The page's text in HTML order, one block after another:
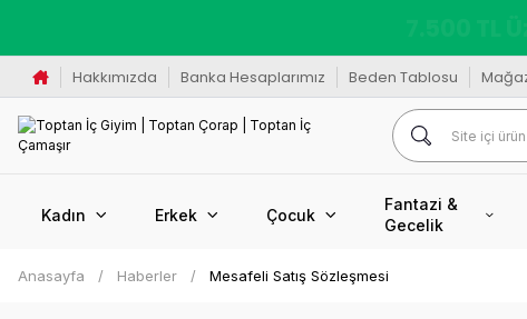
Hakkımızda Banka Hesaplarımız Beden Tablosu
Kadın Erkek Çocuk
Fantazi &
Gecelik
Anasayfa Haberler Mesafeli Satış Sözleşmesi